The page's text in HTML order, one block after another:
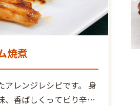
焼煮
アレンジレシピです。 身
、香ばしくってピり辛で